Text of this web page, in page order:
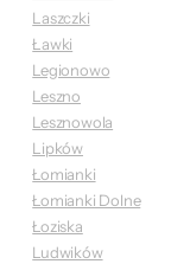
Laszczki
Ławki
Legionowo
Leszno
Lesznowola
Lipków
Łomianki
Łomianki Dolne
Łoziska
Ludwików